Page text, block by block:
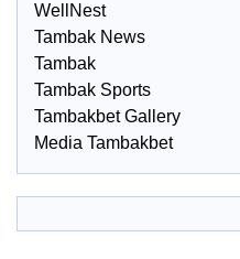
WellNest
Tambak News
Tambak
Tambak Sports
Tambakbet Gallery
Media Tambakbet